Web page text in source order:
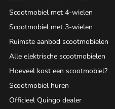
Scootmobiel met 4-wielen
Scootmobiel met 3-wielen
Ruimste aanbod scootmobielen
Alle elektrische scootmobielen
Hoeveel kost een scootmobiel?
Scootmobiel huren
Officieel Quingo dealer